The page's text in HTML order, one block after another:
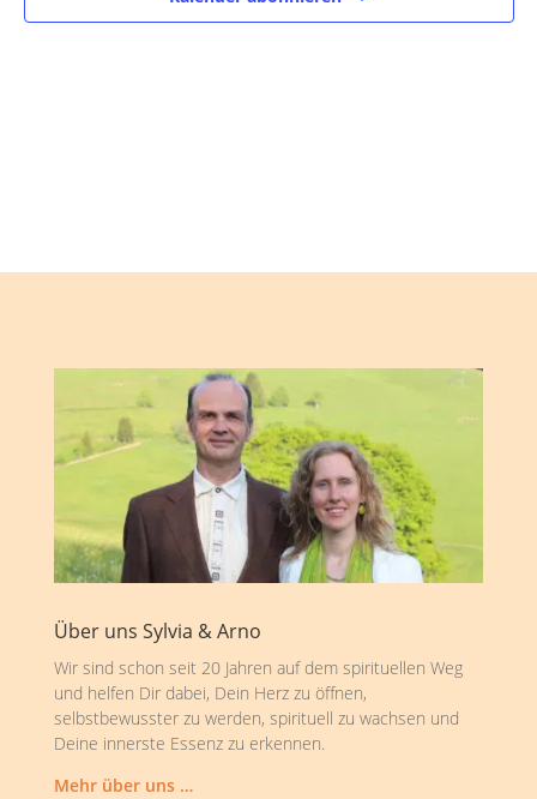
Über uns Sylvia & Arno
Wir sind schon seit 20 Jahren auf dem spirituellen Weg
und helfen Dir dabei, Dein Herz zu öffnen,
selbstbewusster zu werden, spirituell zu wachsen und
Deine innerste Essenz zu erkennen.
Mehr über uns …